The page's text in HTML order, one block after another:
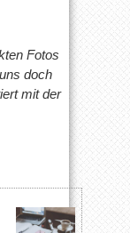
Fotos
doch
mit der